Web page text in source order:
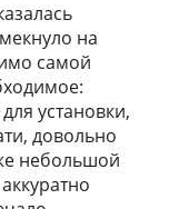
на
самой
установки,
довольно
небольшой